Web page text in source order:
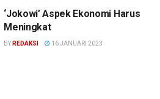
‘Jokowi’ Aspek Ekonomi Harus
Meningkat
BY REDAKSI 16 JANUARI 2023